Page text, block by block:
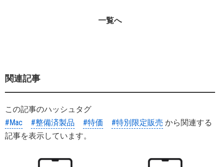
一覧へ
関連記事
この記事のハッシュタグ
#Mac
#整備済製品 #特価 #特別限定販売 から関連する
記事を表示しています。